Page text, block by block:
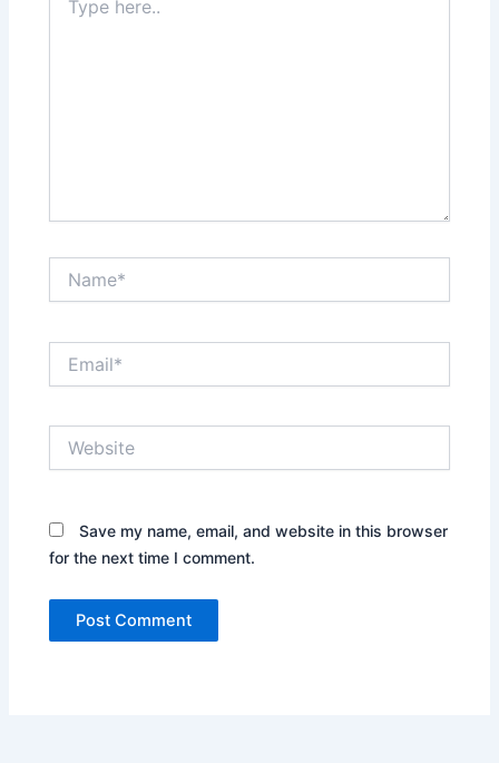
here..
Save my name, email, and website in this browser
for the next time I comment.